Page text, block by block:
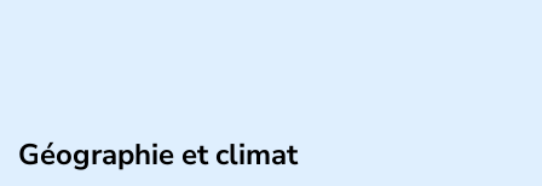
Géographie et climat